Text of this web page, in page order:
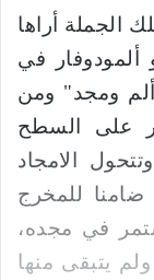
الجملة أراها
ألمودوفار في
ومجد" ومن
على السطح
الامجاد
للمخرج
في مجده،
يتبقى منها